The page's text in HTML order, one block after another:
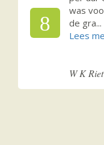
8
was
de gra...
W K